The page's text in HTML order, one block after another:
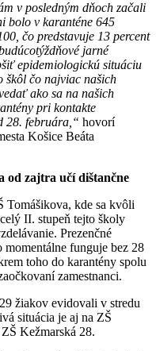
v posledným dňoch začali
bolo v karanténe 645
čo predstavuje 13 percent
jarné
epidemiologickú situáciu
škôl čo najviac našich
ako sa na našich
pri kontakte
28. februára,“ hovorí
Košice Beáta
od zajtra učí dištančne
Tomášikova, kde sa kvôli
II. stupeň tejto školy
Prezenčné
funguje bez 28
toho do karantény spolu
zamestnanci.
žiakov evidovali v stredu
situácia je aj na ZŠ
Kežmarská 28.